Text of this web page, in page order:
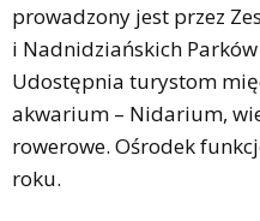
prowadzony jest przez
i Nadnidziańskich
Udostępnia turystom
akwarium – Nidarium,
rowerowe. Ośrodek
roku.